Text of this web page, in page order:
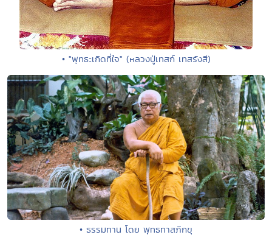
• "พุทธะเกิดที่ใจ" (หลวงปู่เทสก์ เทสรังสี)
• ธรรมทาน โดย พุทธทาสภิกขุ